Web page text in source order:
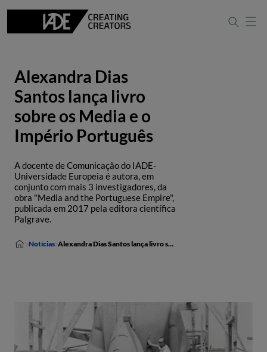
Alexandra Dias
Santos lança livro
sobre os Media e o
Império Português
A docente de Comunicação do IADE-
Universidade Europeia é autora, em
conjunto com mais 3 investigadores, da
obra "Media and the Portuguese Empire",
publicada em 2017 pela editora científica
Palgrave.
Notícias Alexandra Dias Santos lança livro sobre os Media e o Império Português